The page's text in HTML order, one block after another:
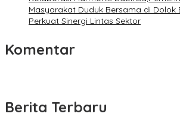
Masyarakat Duduk Bersama di Dolok
Perkuat Sinergi Lintas Sektor
Komentar
Berita Terbaru